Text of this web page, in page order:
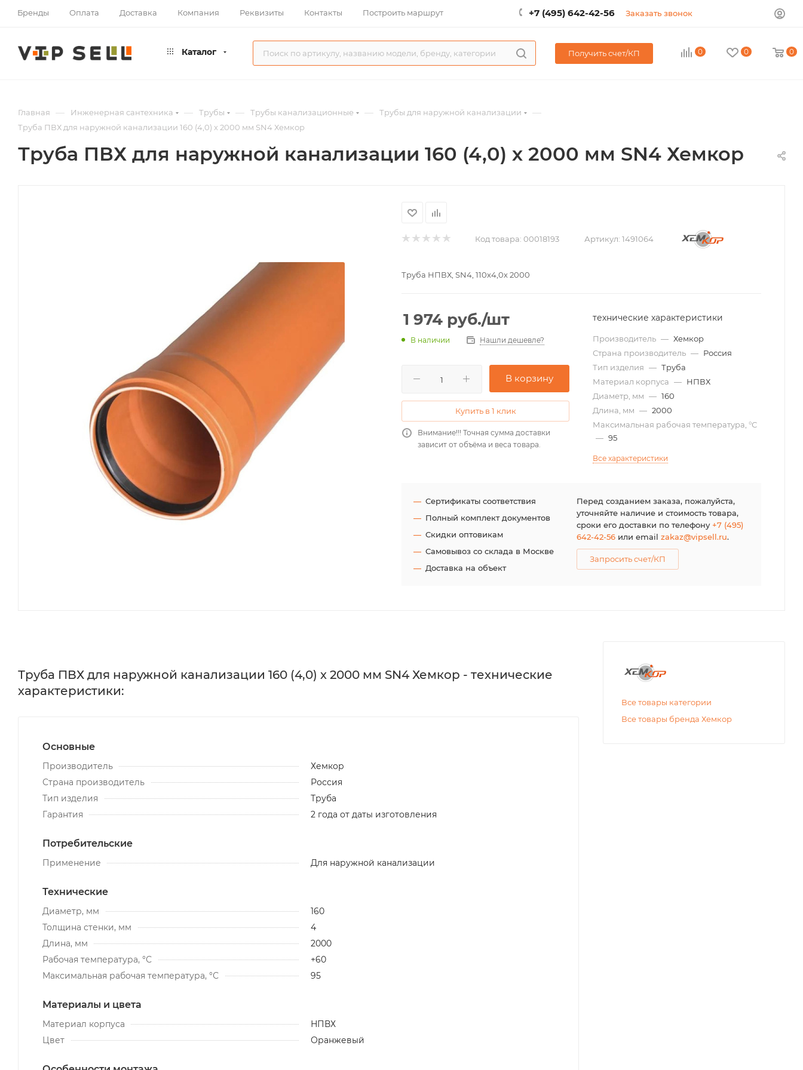
Бренды Оплата Доставка Компания Реквизиты Контакты Построить маршрут +7 (495) 642-42-56 Заказать звонок
Каталог Получить счет/КП 0 0 0
Главная — Инженерная сантехника — Трубы — Трубы канализационные — Трубы для наружной канализации —
Труба ПВХ для наружной канализации 160 (4,0) х 2000 мм SN4 Хемкор
Труба ПВХ для наружной канализации 160 (4,0) х 2000 мм SN4 Хемкор
Код товара: 00018193 Артикул: 1491064
Труба НПВХ, SN4, 110х4,0х 2000
1 974 руб./шт
В наличии Нашли дешевле?
В корзину
Купить в 1 клик
Внимание!!! Точная сумма доставки
зависит от объёма и веса товара.
технические характеристики
Производитель — Хемкор
Страна производитель — Россия
Тип изделия — Труба
Материал корпуса — НПВХ
Диаметр, мм — 160
Длина, мм — 2000
Максимальная рабочая температура, °С
— 95
Все характеристики
Сертификаты соответствия
Полный комплект документов
Скидки оптовикам
Самовывоз со склада в Москве
Доставка на объект
Перед созданием заказа, пожалуйста,
уточняйте наличие и стоимость товара,
сроки его доставки по телефону+7 (495)
642-42-56или email zakaz@vipsell.ru.
Запросить счет/КП
Труба ПВХ для наружной канализации 160 (4,0) х 2000 мм SN4 Хемкор - технические
характеристики:
Основные
Производитель
Хемкор
Страна производитель
Россия
Тип изделия
Труба
Гарантия
2 года от даты изготовления
Потребительские
Применение Для наружной канализации
Технические
Диаметр, мм
160
Толщина стенки, мм
4
Длина, мм
2000
Рабочая температура, °С
+60
Максимальная рабочая температура, °С
95
Материалы и цвета
Материал корпуса
НПВХ
Цвет
Оранжевый
Все товары категории
Все товары бренда Хемкор